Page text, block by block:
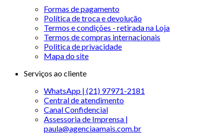
Formas de pagamento
Política de troca e devolução
Termos e condições - retirada na Loja
Termos de compras internacionais
Politica de privacidade
Mapa do site
Serviços ao cliente
WhatsApp | (21) 97971-2181
Central de atendimento
Canal Confidencial
Assessoria de Imprensa |
paula@agenciaamais.com.br